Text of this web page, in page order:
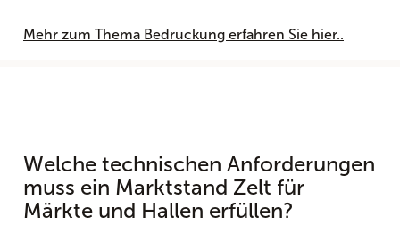
Mehr zum Thema Bedruckung erfahren Sie hier..
Welche technischen Anforderungen
muss ein Marktstand Zelt für
Märkte und Hallen erfüllen?